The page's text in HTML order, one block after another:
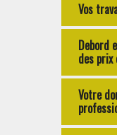
Vos
Debord
des prix
Votre